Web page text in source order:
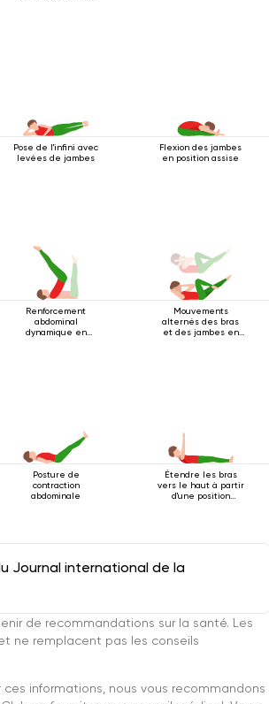
Pose de l'infini avec
levées de jambes
Flexion des jambes
en position assise
Renforcement
abdominal
dynamique en
Mouvements
alternés des bras
et des jambes en
Posture de
contraction
abdominale
Étendre les bras
vers le haut à partir
d'une position
Journal international de la
de recommandations sur la santé. Les
ne remplacent pas les conseils
informations, nous vous recommandons